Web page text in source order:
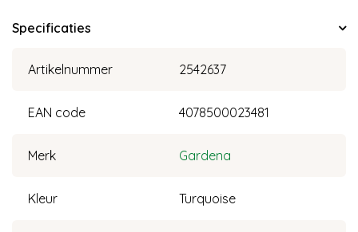
Specificaties
Artikelnummer 2542637
EAN code 4078500023481
Merk Gardena
Kleur Turquoise